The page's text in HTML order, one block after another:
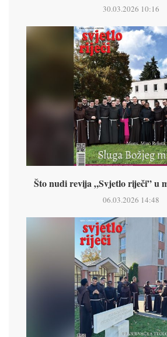
30.03.2026 10:16
Što nudi revija „Svjetlo riječi” u
06.03.2026 14:48